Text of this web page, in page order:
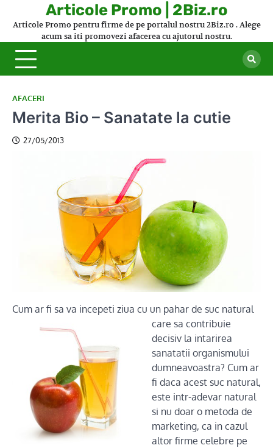
Articole Promo | 2Biz.ro
Articole Promo pentru firme de pe portalul nostru 2Biz.ro . Alege
acum sa iti promovezi afacerea cu ajutorul nostru.
AFACERI
Merita Bio – Sanatate la cutie
27/05/2013
Cum ar fi sa va incepeti ziua cu un pahar de suc natural
care sa contribuie
decisiv la intarirea
sanatatii organismului
dumneavoastra? Cum ar
fi daca acest suc natural,
este intr-adevar natural
si nu doar o metoda de
marketing, ca in cazul
altor firme celebre pe